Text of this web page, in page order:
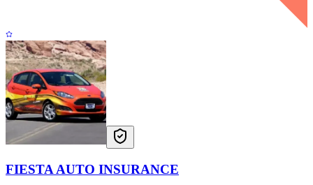
FIESTA AUTO INSURANCE